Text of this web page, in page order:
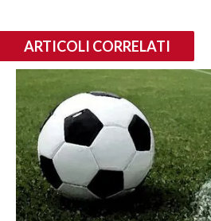
ARTICOLI CORRELATI